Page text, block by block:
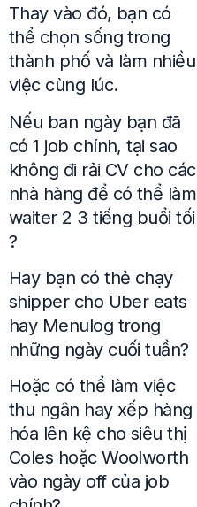
Thay vào đó, bạn có
thể chọn sống trong
thành phố và làm nhiều
việc cùng lúc.
Nếu ban ngày bạn đã
có 1 job chính, tại sao
không đi rải CV cho các
nhà hàng để có thể làm
waiter 2 3 tiếng buổi tối
?
Hay bạn có thẻ chạy
shipper cho Uber eats
hay Menulog trong
những ngày cuối tuần?
Hoặc có thể làm việc
thu ngân hay xếp hàng
hóa lên kệ cho siêu thị
Coles hoặc Woolworth
vào ngày off của job